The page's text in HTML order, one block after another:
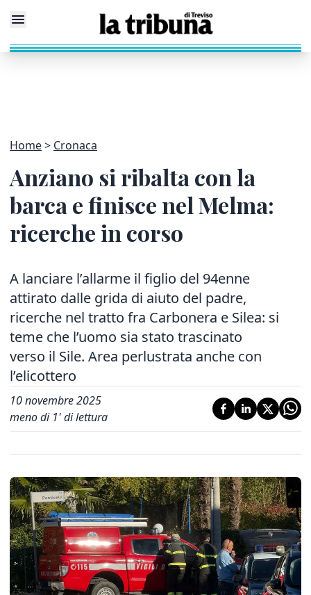
Home Cronaca
Anziano si ribalta con la
barca e finisce nel Melma:
ricerche in corso
A lanciare l’allarme il figlio del 94enne
attirato dalle grida di aiuto del padre,
ricerche nel tratto fra Carbonera e Silea: si
teme che l’uomo sia stato trascinato
verso il Sile. Area perlustrata anche con
l’elicottero
10 novembre 2025
meno di 1' di lettura